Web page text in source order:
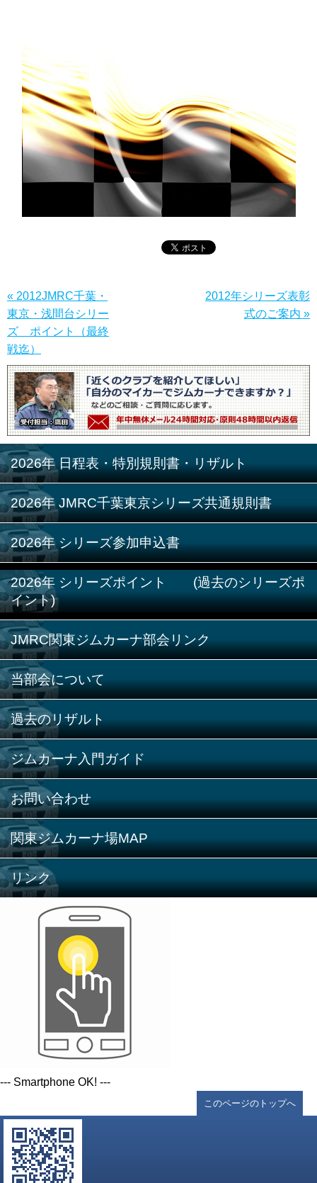
« 2012JMRC千葉・
東京・浅間台シリー
ズ ポイント（最終
戦迄）
2012年シリーズ表彰
式のご案内 »
2026年 日程表・特別規則書・リザルト
2026年 JMRC千葉東京シリーズ共通規則書
2026年 シリーズ参加申込書
2026年 シリーズポイント (過去のシリーズポ
イント)
JMRC関東ジムカーナ部会リンク
当部会について
過去のリザルト
ジムカーナ入門ガイド
お問い合わせ
関東ジムカーナ場MAP
リンク
--- Smartphone OK! ---
このページのトップへ